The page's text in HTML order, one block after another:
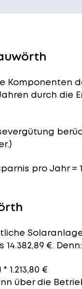
Komponenten
durch die
pro Jahr =
€. Denn:
€
über die